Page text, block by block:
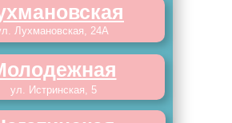
Лухмановская, 24А
ул. Истринская, 5